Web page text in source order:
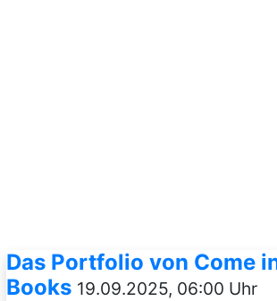
Das Portfolio von Come
Books 19.09.2025, 06:00 Uhr